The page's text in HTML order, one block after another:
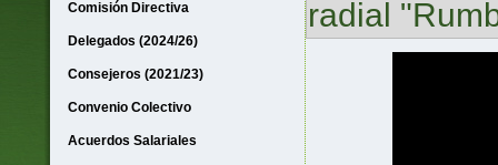
Comisión Directiva
Delegados (2024/26)
Consejeros (2021/23)
Convenio Colectivo
Acuerdos Salariales
radial